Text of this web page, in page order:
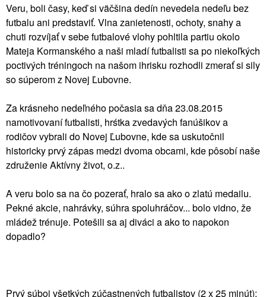
Veru, boli časy, keď si väčšina dedín nevedela nedeľu bez
futbalu ani predstaviť. Vlna zanietenosti, ochoty, snahy a
chuti rozvíjať v sebe futbalové vlohy pohltila partiu okolo
Mateja Kormanského a naši mladí futbalisti sa po niekoľkých
poctivých tréningoch na našom ihrisku rozhodli zmerať si sily
so súperom z Novej Ľubovne.
Za krásneho nedeľného počasia sa dňa 23.08.2015
namotivovaní futbalisti, hrśtka zvedavých fanúšikov a
rodičov vybrali do Novej Ľubovne, kde sa uskutočnil
historicky prvý zápas medzi dvoma obcami, kde pôsobí naše
združenie Aktívny život, o.z..
A veru bolo sa na čo pozerať, hralo sa ako o zlatú medailu.
Pekné akcie, nahrávky, súhra spoluhráčov... bolo vidno, že
mládež trénuje. Potešili sa aj diváci a ako to napokon
dopadlo?
Prvý súboj všetkých zúčastnených futbalistov (2 x 25 minút):